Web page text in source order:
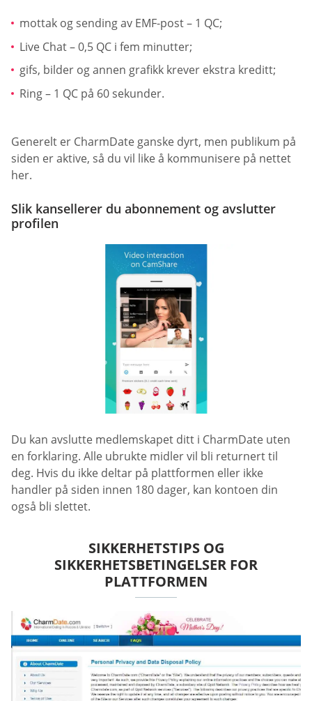
mottak og sending av EMF-post – 1 QC;
Live Chat – 0,5 QC i fem minutter;
gifs, bilder og annen grafikk krever ekstra kreditt;
Ring – 1 QC på 60 sekunder.
Generelt er CharmDate ganske dyrt, men publikum på
siden er aktive, så du vil like å kommunisere på nettet
her.
Slik kansellerer du abonnement og avslutter
profilen
Du kan avslutte medlemskapet ditt i CharmDate uten
en forklaring. Alle ubrukte midler vil bli returnert til
deg. Hvis du ikke deltar på plattformen eller ikke
handler på siden innen 180 dager, kan kontoen din
også bli slettet.
SIKKERHETSTIPS OG
SIKKERHETSBETINGELSER FOR
PLATTFORMEN